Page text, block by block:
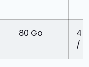
80 Go
4
/ 4